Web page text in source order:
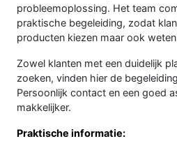
probleemoplossing. Het team
praktische begeleiding, zodat
producten kiezen maar ook
Zowel klanten met een duidelijk
zoeken, vinden hier de
Persoonlijk contact en een goed
makkelijker.
Praktische informatie: